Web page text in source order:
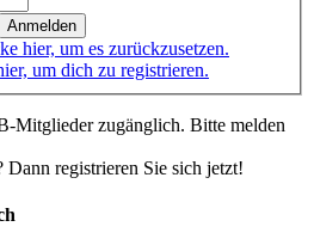
hier, um es zurückzusetzen.
um dich zu registrieren.
Mitglieder zugänglich. Bitte melden
registrieren Sie sich jetzt!